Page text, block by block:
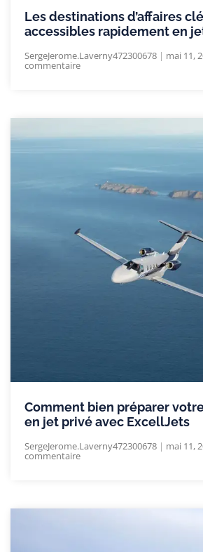
Les destinations d’affaires
accessibles rapidement en
SergeJerome.Laverny472300678 mai 11,
commentaire
Comment bien préparer
en jet privé avec ExcellJets
SergeJerome.Laverny472300678 mai 11,
commentaire